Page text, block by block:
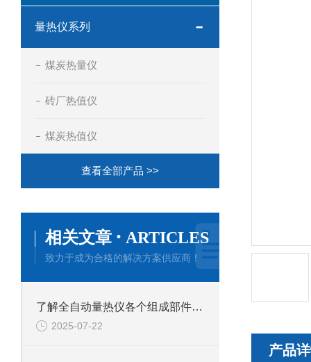
产品
量热仪系列
煤炭热量仪
砖厂热值仪
煤炭热值仪
查看全部产品 >>
相关文章 · ARTICLES
致力于成为合格的解决方案供应商！
了解全自动量热仪各个组成部件功能特点才能更好的使用它
2025-07-22